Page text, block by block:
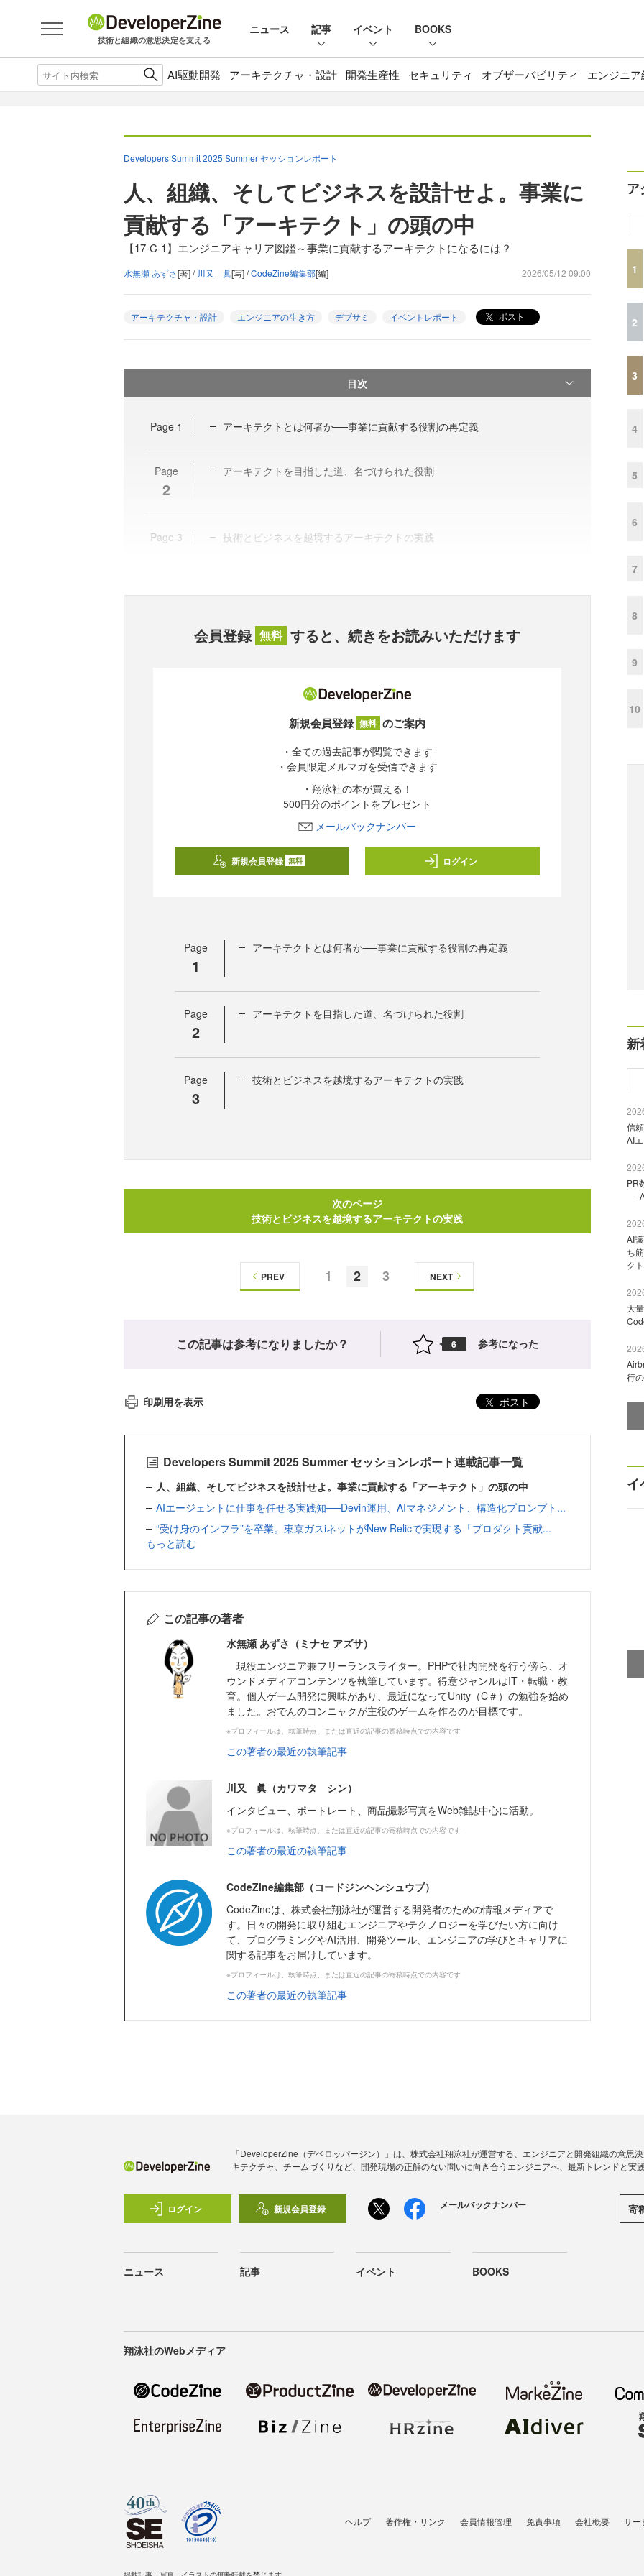
技術と組織の意思決定を支える
ニュース 記事 イベント BOOKS
AI駆動開発 アーキテクチャ・設計 開発生産性 セキュリティ オブザーバビリティ エンジニ
Developers Summit 2025 Summer セッションレポート
人、組織、そしてビジネスを設計せよ。事業に
貢献する「アーキテクト」の頭の中
【17-C-1】エンジニアキャリア図鑑～事業に貢献するアーキテクトになるには？
水無瀬 あずさ[著] / 川又 眞[写] /CodeZine編集部[編] 2026/05/12 09:00
アーキテクチャ・設計 エンジニアの生き方 デブサミ イベントレポート ポスト
目次
Page 1 アーキテクトとは何者か──事業に貢献する役割の再定義
Page
2
アーキテクトを目指した道、名づけられた役割
Page 3 技術とビジネスを越境するアーキテクトの実践
会員登録 無料 すると、続きをお読みいただけます
新規会員登録 無料 のご案内
・全ての過去記事が閲覧できます
・会員限定メルマガを受信できます
・翔泳社の本が買える！
500円分のポイントをプレゼント
メールバックナンバー
新規会員登録 無料 ログイン
Page
1
アーキテクトとは何者か──事業に貢献する役割の再定義
Page
2
アーキテクトを目指した道、名づけられた役割
Page
3
技術とビジネスを越境するアーキテクトの実践
次のページ
技術とビジネスを越境するアーキテクトの実践
1 2 3
PREV NEXT
この記事は参考になりましたか？ 6 参考になった
印刷用を表示 ポスト
Developers Summit 2025 Summer セッションレポート連載記事一覧
人、組織、そしてビジネスを設計せよ。事業に貢献する「アーキテクト」の頭の中
AIエージェントに仕事を任せる実践知──Devin運用、AIマネジメント、構造化プロンプト...
“受け身のインフラ”を卒業。東京ガスiネットがNew Relicで実現する「プロダクト貢献...
もっと読む
この記事の著者
水無瀬 あずさ（ミナセ アズサ）
現役エンジニア兼フリーランスライター。PHPで社内開発を行う傍ら、オ
ウンドメディアコンテンツを執筆しています。得意ジャンルはIT・転職・教
育。個人ゲーム開発に興味があり、最近になってUnity（C＃）の勉強を始め
ました。おでんのコンニャクが主役のゲームを作るのが目標です。
※プロフィールは、執筆時点、または直近の記事の寄稿時点での内容です
この著者の最近の執筆記事
川又 眞（カワマタ シン）
インタビュー、ポートレート、商品撮影写真をWeb雑誌中心に活動。
※プロフィールは、執筆時点、または直近の記事の寄稿時点での内容です
この著者の最近の執筆記事
CodeZine編集部（コードジンヘンシュウブ）
CodeZineは、株式会社翔泳社が運営する開発者のための情報メディアで
す。日々の開発に取り組むエンジニアやテクノロジーを学びたい方に向け
て、プログラミングやAI活用、開発ツール、エンジニアの学びとキャリアに
関する記事をお届けしています。
※プロフィールは、執筆時点、または直近の記事の寄稿時点での内容です
この著者の最近の執筆記事
ア
1
2
3
4
5
6
7
8
9
10
新
信
AI
PR
AI
ち
ク
大
行
イ
「DeveloperZine（デベロッパージン）」は、株式会社翔泳社が運営する、エンジニアと開発組織の意思
キテクチャ、チームづくりなど、開発現場の正解のない問いに向き合うエンジニアへ、最新トレンドと実
ログイン 新規会員登録 メールバックナンバー 寄
ニュース 記事 イベント BOOKS
翔泳社のWebメディア
ヘルプ 著作権・リンク 会員情報管理 免責事項 会社概要 サー